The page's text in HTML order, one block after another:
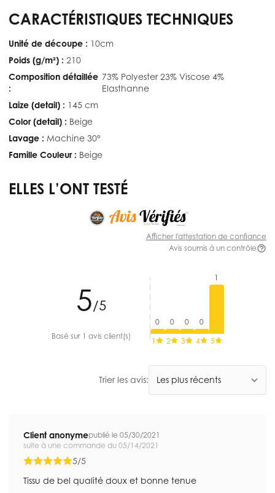
CARACTÉRISTIQUES TECHNIQUES
Unité de découpe : 10cm
Poids (g/m²) : 210
Composition détaillée
:
73% Polyester 23% Viscose 4%
Elasthanne
Laize (detail) : 145 cm
Color (detail) : Beige
Lavage : Machine 30°
Famille Couleur : Beige
ELLES L’ONT TESTÉ
Afficher l'attestation de confiance
Avis soumis à un contrôle
5/5
Basé sur 1 avis client(s)
0
1
0
2
0
3
0
4
1
5
Trier les avis:
Client anonymepublié le 05/30/2021
suite à une commande du 05/14/2021
5/5
Tissu de bel qualité doux et bonne tenue